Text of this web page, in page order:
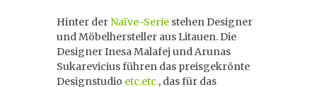
Hinter der Naïve-Serie stehen Designer
und Möbelhersteller aus Litauen. Die
Designer Inesa Malafej und Arunas
Sukarevicius führen das preisgekrönte
Designstudio etc.etc., das für das